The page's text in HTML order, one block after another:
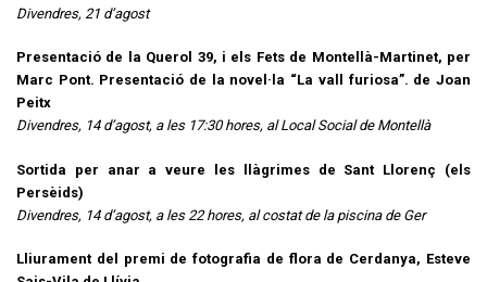
Divendres, 21 d’agost
Presentació de la Querol 39, i els Fets de Montellà-Martinet, per
Marc Pont. Presentació de la novel·la “La vall furiosa”. de Joan
Peitx
Divendres, 14 d’agost, a les 17:30 hores, al Local Social de Montellà
Sortida per anar a veure les llàgrimes de Sant Llorenç (els
Persèids)
Divendres, 14 d’agost, a les 22 hores, al costat de la piscina de Ger
Lliurament del premi de fotografia de flora de Cerdanya, Esteve